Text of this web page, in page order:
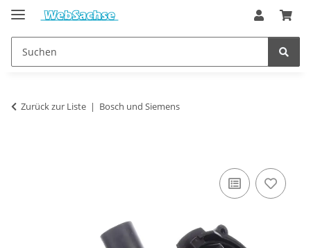
Zurück zur Liste Bosch und Siemens